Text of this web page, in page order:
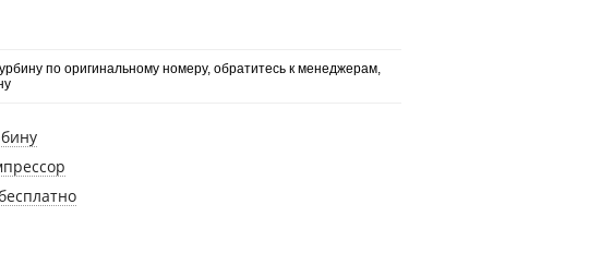
по оригинальному номеру, обратитесь к менеджерам,